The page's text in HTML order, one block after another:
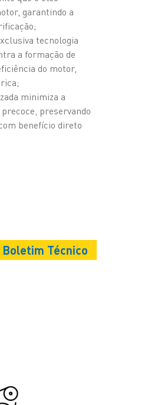
garantindo a
tecnologia
a formação de
do motor,
minimiza a
preservando
benefício direto
Boletim Técnico